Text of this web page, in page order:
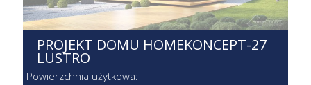
PROJEKT DOMU HOMEKONCEPT-
27 LUSTRO
Powierzchnia użytkowa: